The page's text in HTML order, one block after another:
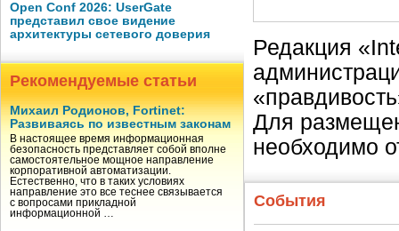
Open Conf 2026: UserGate
представил свое видение
архитектуры сетевого доверия
Рекомендуемые статьи
Михаил Родионов, Fortinet:
Развиваясь по известным законам
В настоящее время информационная
безопасность представляет собой вполне
самостоятельное мощное направление
корпоративной автоматизации.
Естественно, что в таких условиях
направление это все теснее связывается
с вопросами прикладной
информационной …
Редакция
Для
необходимо
События